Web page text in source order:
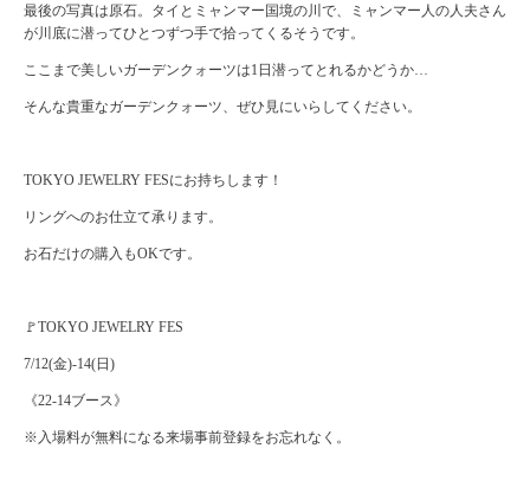
最後の写真は原石。タイとミャンマー国境の川で、ミャンマー人の人夫さん
が川底に潜ってひとつずつ手で拾ってくるそうです。
ここまで美しいガーデンクォーツは1日潜ってとれるかどうか…
そんな貴重なガーデンクォーツ、ぜひ見にいらしてください。
TOKYO JEWELRY FESにお持ちします！
リングへのお仕立て承ります。
お石だけの購入もOKです。
🚩TOKYO JEWELRY FES
7/12(金)-14(日)
《22-14ブース》
※入場料が無料になる来場事前登録をお忘れなく。